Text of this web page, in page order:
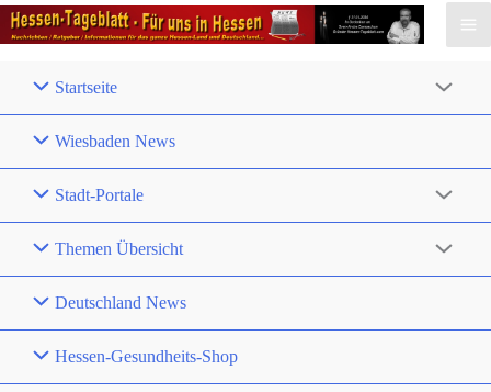
Startseite
Wiesbaden News
Stadt-Portale
Themen Übersicht
Deutschland News
Hessen-Gesundheits-Shop